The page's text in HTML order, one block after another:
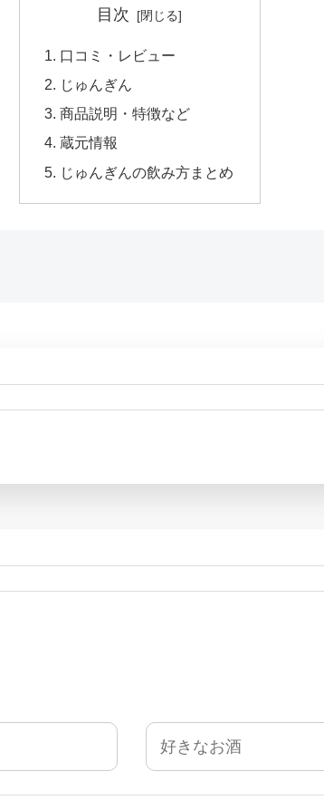
目次
口コミ・レビュー
じゅんぎん
商品説明・特徴など
蔵元情報
じゅんぎんの飲み方まとめ